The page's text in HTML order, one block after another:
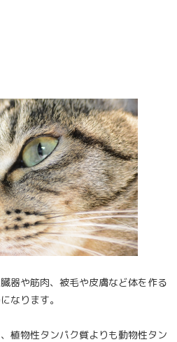
器や筋肉、被毛や皮膚など体を作る
なります。
植物性タンパク質よりも動物性タン